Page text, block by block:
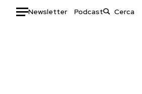
Newsletter Podcast